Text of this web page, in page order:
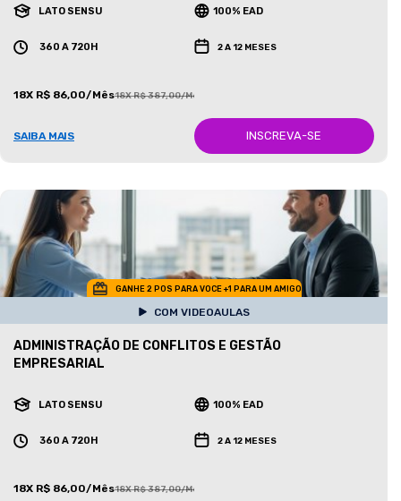
LATO SENSU 100% EAD
360 A 720H 2 A 12 MESES
18X R$ 86,00/Mês18X R$ 387,00/Mês
SAIBA MAIS INSCREVA-SE
GANHE 2 POS PARA VOCE +1 PARA UM AMIGO
COM VIDEOAULAS
ADMINISTRAÇÃO DE CONFLITOS E GESTÃO
EMPRESARIAL
LATO SENSU 100% EAD
360 A 720H 2 A 12 MESES
18X R$ 86,00/Mês18X R$ 387,00/Mês